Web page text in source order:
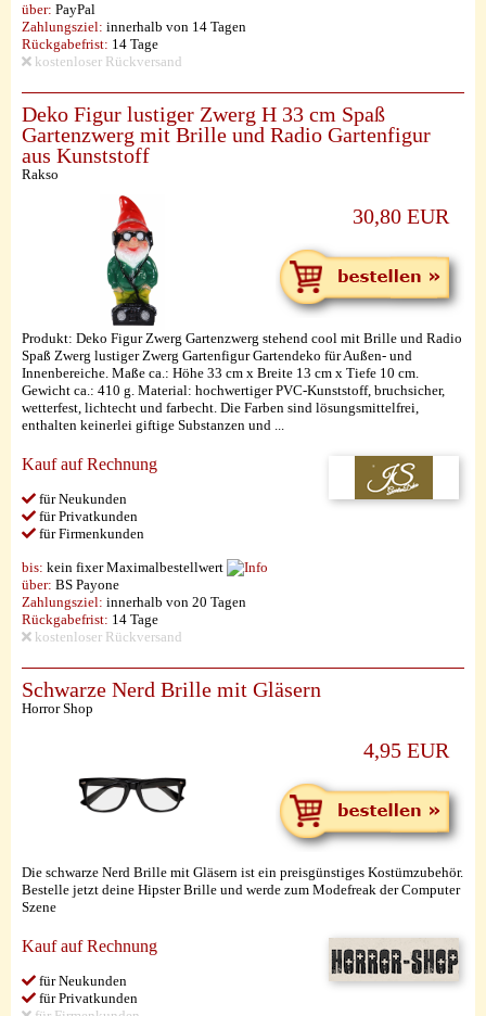
über: PayPal
Zahlungsziel: innerhalb von 14 Tagen
Rückgabefrist: 14 Tage
kostenloser Rückversand
Deko Figur lustiger Zwerg H 33 cm Spaß
Gartenzwerg mit Brille und Radio Gartenfigur
aus Kunststoff
Rakso
30,80 EUR
Produkt: Deko Figur Zwerg Gartenzwerg stehend cool mit Brille und Radio
Spaß Zwerg lustiger Zwerg Gartenfigur Gartendeko für Außen- und
Innenbereiche. Maße ca.: Höhe 33 cm x Breite 13 cm x Tiefe 10 cm.
Gewicht ca.: 410 g. Material: hochwertiger PVC-Kunststoff, bruchsicher,
wetterfest, lichtecht und farbecht. Die Farben sind lösungsmittelfrei,
enthalten keinerlei giftige Substanzen und ...
Kauf auf Rechnung
für Neukunden
für Privatkunden
für Firmenkunden
bis: kein fixer Maximalbestellwert
über: BS Payone
Zahlungsziel: innerhalb von 20 Tagen
Rückgabefrist: 14 Tage
kostenloser Rückversand
Schwarze Nerd Brille mit Gläsern
Horror Shop
4,95 EUR
Die schwarze Nerd Brille mit Gläsern ist ein preisgünstiges Kostümzubehör.
Bestelle jetzt deine Hipster Brille und werde zum Modefreak der Computer
Szene
Kauf auf Rechnung
für Neukunden
für Privatkunden